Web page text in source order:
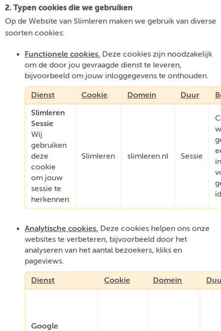
2. Typen cookies die we gebruiken
Op de Website van Slimleren maken we gebruik van diverse
soorten cookies:
Functionele cookies. Deze cookies zijn noodzakelijk
om de door jou gevraagde dienst te leveren,
bijvoorbeeld om jouw inloggegevens te onthouden.
Dienst Cookie Domein Duur
Slimleren
Sessie
Wij
gebruiken
deze
cookie
om jouw
sessie te
herkennen
Slimleren slimleren.nl Sessie
Analytische cookies. Deze cookies helpen ons onze
websites te verbeteren, bijvoorbeeld door het
analyseren van het aantal bezoekers, kliks en
pageviews.
Dienst Cookie Domein
Google